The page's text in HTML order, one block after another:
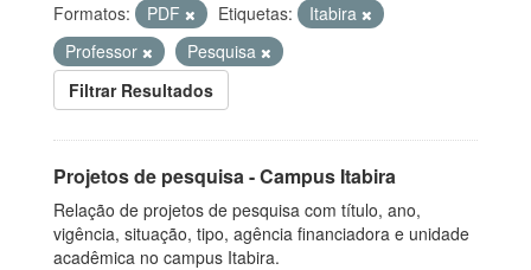
Formatos:
PDF Etiquetas:
Itabira
Professor
Pesquisa
Filtrar Resultados
Projetos de pesquisa - Campus Itabira
Relação de projetos de pesquisa com título, ano,
vigência, situação, tipo, agência financiadora e unidade
acadêmica no campus Itabira.